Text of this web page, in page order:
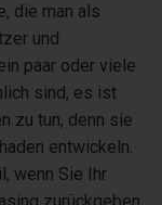
die man als
und
paar oder viele
sind, es ist
zu tun, denn sie
entwickeln.
wenn Sie Ihr